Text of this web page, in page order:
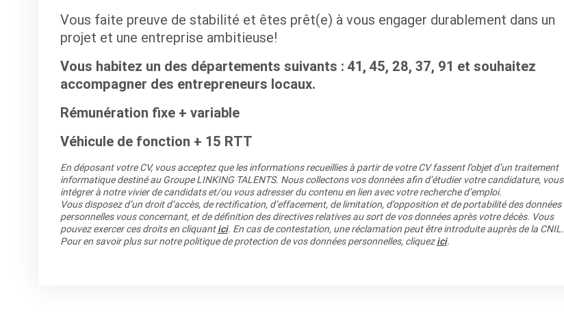
Vous faite preuve de stabilité et êtes prêt(e) à vous engager durablement dans un
projet et une entreprise ambitieuse!
Vous habitez un des départements suivants : 41, 45, 28, 37, 91 et souhaitez
accompagner des entrepreneurs locaux.
Rémunération fixe + variable
Véhicule de fonction + 15 RTT
En déposant votre CV, vous acceptez que les informations recueillies à partir de votre CV fassent l’objet d’un traitement
informatique destiné au Groupe LINKING TALENTS. Nous collectons vos données afin d’étudier votre candidature, vous
intégrer à notre vivier de candidats et/ou vous adresser du contenu en lien avec votre recherche d’emploi.
Vous disposez d’un droit d’accès, de rectification, d’effacement, de limitation, d’opposition et de portabilité des données
personnelles vous concernant, et de définition des directives relatives au sort de vos données après votre décès. Vous
pouvez exercer ces droits en cliquantici. En cas de contestation, une réclamation peut être introduite auprès de la CNIL.
Pour en savoir plus sur notre politique de protection de vos données personnelles, cliquezici.